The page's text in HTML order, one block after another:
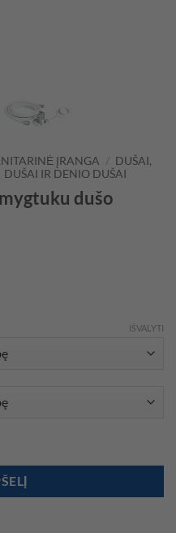
ĮRANGA / DUŠAI,
DUŠAI IR DENIO DUŠAI
dušo
€
IŠVALYTI